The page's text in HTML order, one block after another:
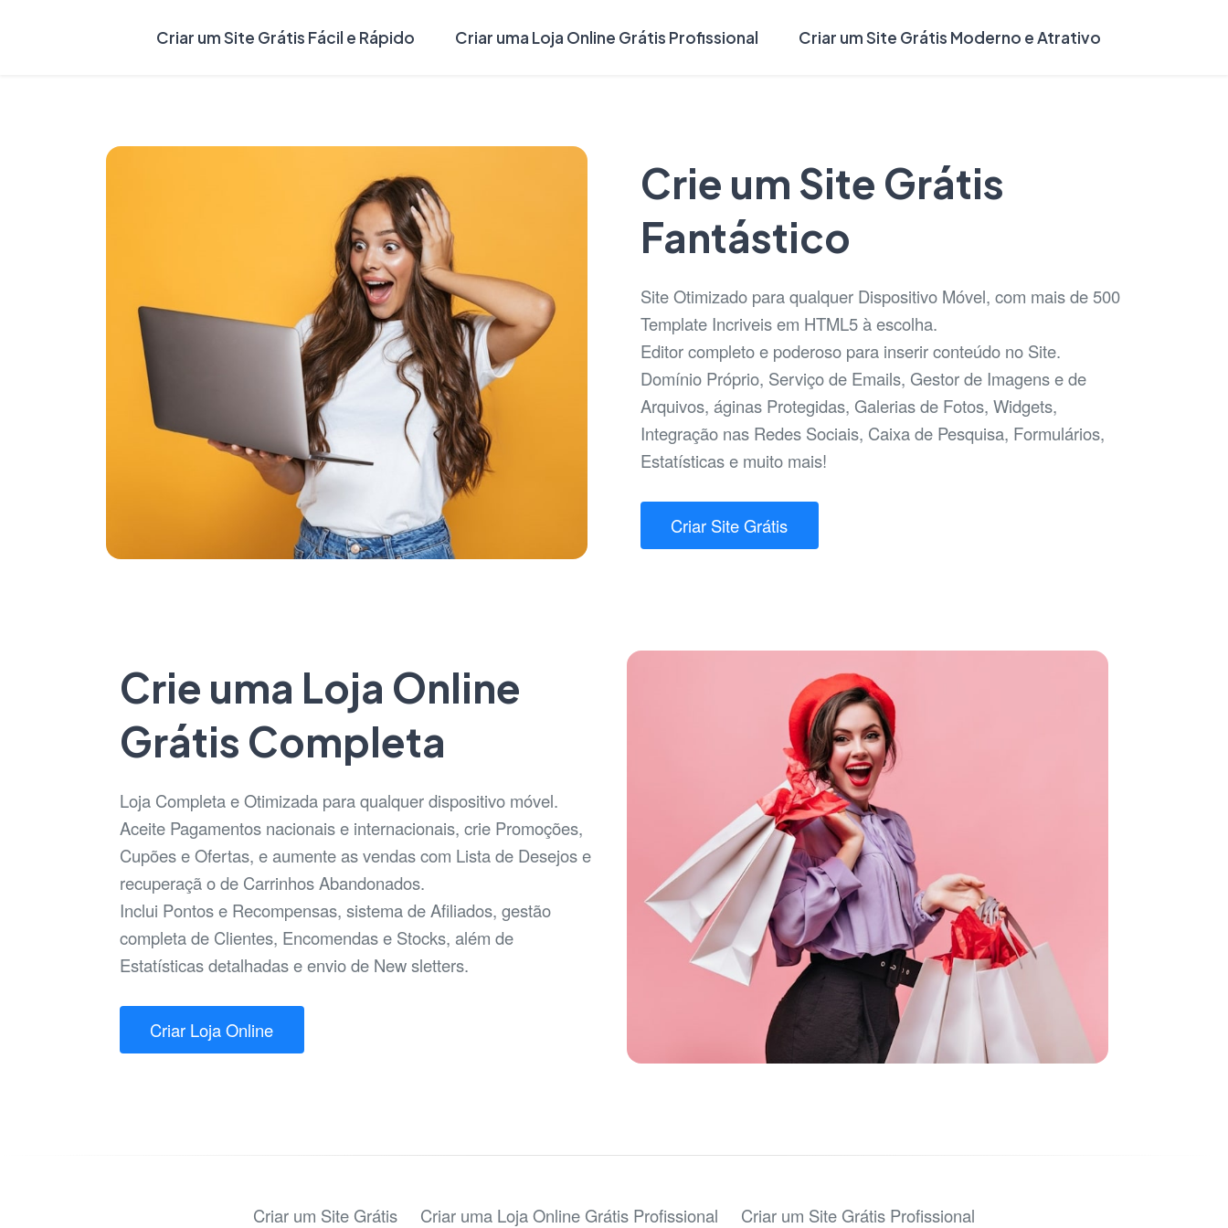
Criar um Site Grátis Fácil e Rápido Criar uma Loja Online Grátis Profissional Criar um Site Grátis Moderno e Atrativo
Crie um Site Grátis
Fantástico
Site Otimizado para qualquer Dispositivo Móvel, com mais de 500
Template Incriveis em HTML5 à escolha.
Editor completo e poderoso para inserir conteúdo no Site.
Domínio Próprio, Serviço de Emails, Gestor de Imagens e de
Arquivos, áginas Protegidas, Galerias de Fotos, Widgets,
Integração nas Redes Sociais, Caixa de Pesquisa, Formulários,
Estatísticas e muito mais!
Criar Site Grátis
Crie uma Loja Online
Grátis Completa
Loja Completa e Otimizada para qualquer dispositivo móvel.
Aceite Pagamentos nacionais e internacionais, crie Promoções,
Cupões e Ofertas, e aumente as vendas com Lista de Desejos e
recuperaçã o de Carrinhos Abandonados.
Inclui Pontos e Recompensas, sistema de Afiliados, gestão
completa de Clientes, Encomendas e Stocks, além de
Estatísticas detalhadas e envio de New sletters.
Criar Loja Online
Criar um Site Grátis Criar uma Loja Online Grátis Profissional Criar um Site Grátis Profissional